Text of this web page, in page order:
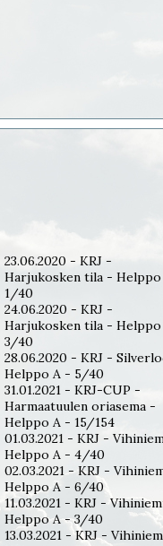
23.06.2020 - KRJ -
Harjukosken tila -
1/40
24.06.2020 - KRJ -
Harjukosken tila -
3/40
28.06.2020 - KRJ -
Helppo A - 5/40
31.01.2021 - KRJ-CUP -
Harmaatuulen oriasema -
Helppo A - 15/154
01.03.2021 - KRJ -
Helppo A - 4/40
02.03.2021 - KRJ -
Helppo A - 6/40
11.03.2021 - KRJ -
Helppo A - 3/40
13.03.2021 - KRJ -